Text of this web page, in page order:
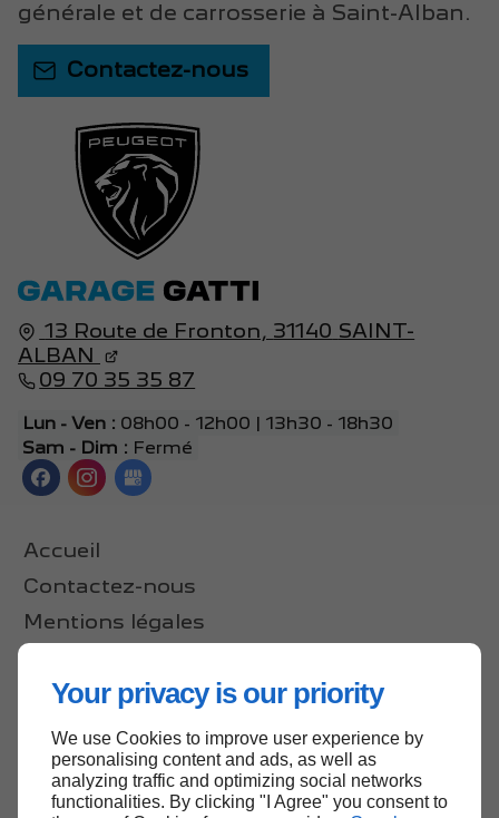
Your privacy is our priority
We use Cookies to improve user experience by
personalising content and ads, as well as
analyzing traffic and optimizing social networks
functionalities. By clicking "I Agree" you consent to
13 Route de Fronton, 31140 SAINT-
ALBAN
09 70 35 35 87
Lun - Ven : 08h00 - 12h00 | 13h30 - 18h30
Sam - Dim : Fermé
Accueil
Contactez-nous
Mentions légales
générale et de carrosserie à Saint-Alban.
Contactez-nous
Haut de page